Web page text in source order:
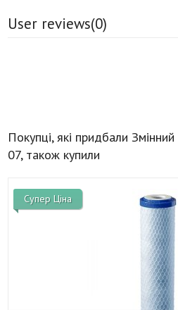
User reviews(0)
Покупці, які придбали
07, також купили
Супер Ціна